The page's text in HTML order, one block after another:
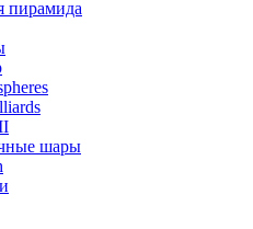
пирамида
шары